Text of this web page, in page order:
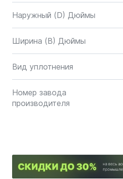
Наружный (D) Дюймы
Ширина (B) Дюймы
Вид уплотнения
Номер завода
производителя